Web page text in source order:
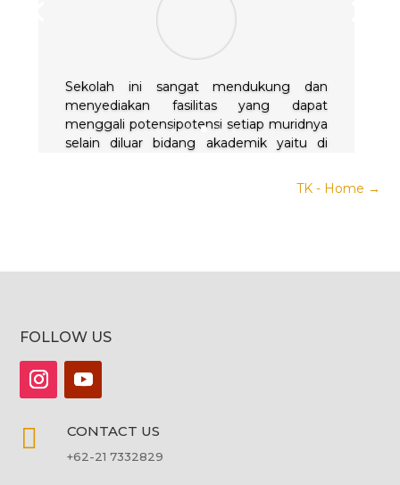
Sekolah ini sangat mendukung dan
menyediakan fasilitas yang dapat
menggali potensipotensi setiap muridnya
selain diluar bidang akademik yaitu di
setelah lulus nanti tentunya akan berguna
TK - Home →
FOLLOW US
 CONTACT US
+62-21 7332829